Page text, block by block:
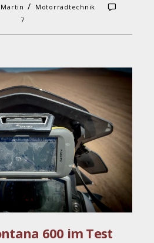
/ Motorradtechnik
7
600 im Test